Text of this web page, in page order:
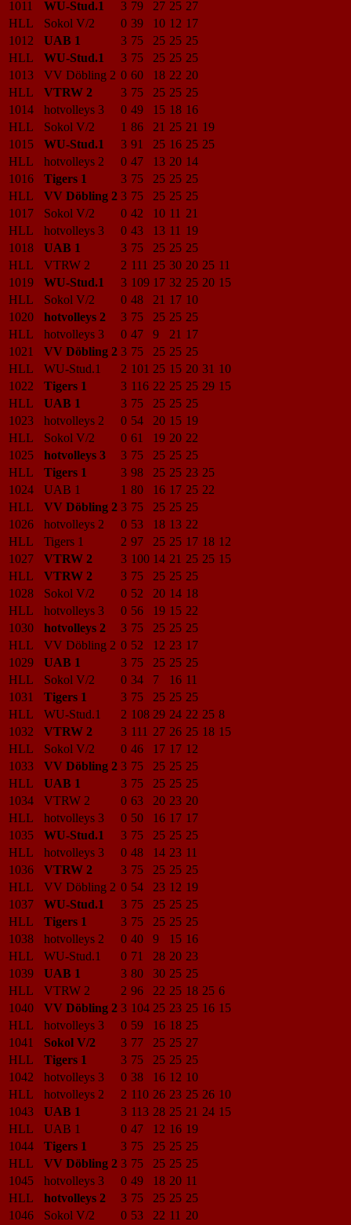
1011 WU-Stud.1 3 79 27 25 27
HLL
Sokol V/2 0 39 10 12 17
1012
UAB 1 3 75 25 25 25
HLL
WU-Stud.1 3 75 25 25 25
1013
VV Döbling 2 0 60 18 22 20
HLL
VTRW 2 3 75 25 25 25
1014
hotvolleys 3 0 49 15 18 16
HLL
Sokol V/2 1 86 21 25 21 19
1015
WU-Stud.1 3 91 25 16 25 25
HLL
hotvolleys 2 0 47 13 20 14
1016
Tigers 1 3 75 25 25 25
HLL
VV Döbling 2 3 75 25 25 25
1017
Sokol V/2 0 42 10 11 21
HLL
hotvolleys 3 0 43 13 11 19
1018
UAB 1 3 75 25 25 25
HLL
VTRW 2 2 111 25 30 20 25 11
1019
WU-Stud.1 3 109 17 32 25 20 15
HLL
Sokol V/2 0 48 21 17 10
1020
hotvolleys 2 3 75 25 25 25
HLL
hotvolleys 3 0 47 9 21 17
1021
VV Döbling 2 3 75 25 25 25
HLL
WU-Stud.1 2 101 25 15 20 31 10
1022
Tigers 1 3 116 22 25 25 29 15
HLL
UAB 1 3 75 25 25 25
1023
hotvolleys 2 0 54 20 15 19
HLL
Sokol V/2 0 61 19 20 22
1025
hotvolleys 3 3 75 25 25 25
HLL
Tigers 1 3 98 25 25 23 25
1024
UAB 1 1 80 16 17 25 22
HLL
VV Döbling 2 3 75 25 25 25
1026
hotvolleys 2 0 53 18 13 22
HLL
Tigers 1 2 97 25 25 17 18 12
1027
VTRW 2 3 100 14 21 25 25 15
HLL
VTRW 2 3 75 25 25 25
1028
Sokol V/2 0 52 20 14 18
HLL
hotvolleys 3 0 56 19 15 22
1030
hotvolleys 2 3 75 25 25 25
HLL
VV Döbling 2 0 52 12 23 17
1029
UAB 1 3 75 25 25 25
HLL
Sokol V/2 0 34 7 16 11
1031
Tigers 1 3 75 25 25 25
HLL
WU-Stud.1 2 108 29 24 22 25 8
1032
VTRW 2 3 111 27 26 25 18 15
HLL
Sokol V/2 0 46 17 17 12
1033
VV Döbling 2 3 75 25 25 25
HLL
UAB 1 3 75 25 25 25
1034
VTRW 2 0 63 20 23 20
HLL
hotvolleys 3 0 50 16 17 17
1035
WU-Stud.1 3 75 25 25 25
HLL
hotvolleys 3 0 48 14 23 11
1036
VTRW 2 3 75 25 25 25
HLL
VV Döbling 2 0 54 23 12 19
1037
WU-Stud.1 3 75 25 25 25
HLL
Tigers 1 3 75 25 25 25
1038
hotvolleys 2 0 40 9 15 16
HLL
WU-Stud.1 0 71 28 20 23
1039
UAB 1 3 80 30 25 25
HLL
VTRW 2 2 96 22 25 18 25 6
1040
VV Döbling 2 3 104 25 23 25 16 15
HLL
hotvolleys 3 0 59 16 18 25
1041
Sokol V/2 3 77 25 25 27
HLL
Tigers 1 3 75 25 25 25
1042
hotvolleys 3 0 38 16 12 10
HLL
hotvolleys 2 2 110 26 23 25 26 10
1043
UAB 1 3 113 28 25 21 24 15
HLL
UAB 1 0 47 12 16 19
1044
Tigers 1 3 75 25 25 25
HLL
VV Döbling 2 3 75 25 25 25
1045
hotvolleys 3 0 49 18 20 11
HLL
hotvolleys 2 3 75 25 25 25
1046
Sokol V/2 0 53 22 11 20